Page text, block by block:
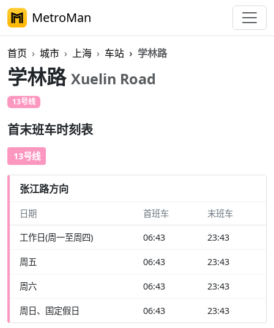
MetroMan
首页 城市 上海 车站 学林路
学林路 Xuelin Road
13号线
首末班车时刻表
13号线
张江路方向
日期 首班车 末班车
工作日(周一至周四) 06:43 23:43
周五 06:43 23:43
周六 06:43 23:43
周日、国定假日 06:43 23:43